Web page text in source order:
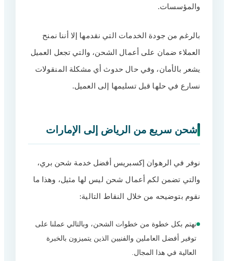
والمؤسسات.
بالرغم من جودة الخدمات التي نقدمها إلا أننا نمنح
العملاء ضمان على أعمال الشحن، والتي تجعل العميل
يشعر بالأمان، وفي حال حدوث أي مشكلة المنقولات
نسارع في حلها قبل تسليمها إلى العميل.
شحن سريع من الرياض إلى الإمارات
نوفر في الرهوان إكسبريس أفضل خدمة شحن بري،
والتي تضمن لكم أعمال شحن ليس لها مثيل، وهذا ما
نقوم بتوضيحه من خلال النقاط التالية:
نهتم بكل خطوة من خطوات الشحن، وبالتالي عملنا على
توفير أفضل العاملين والفنيين الذين يتميزون بالخبرة
العالية في هذا المجال.